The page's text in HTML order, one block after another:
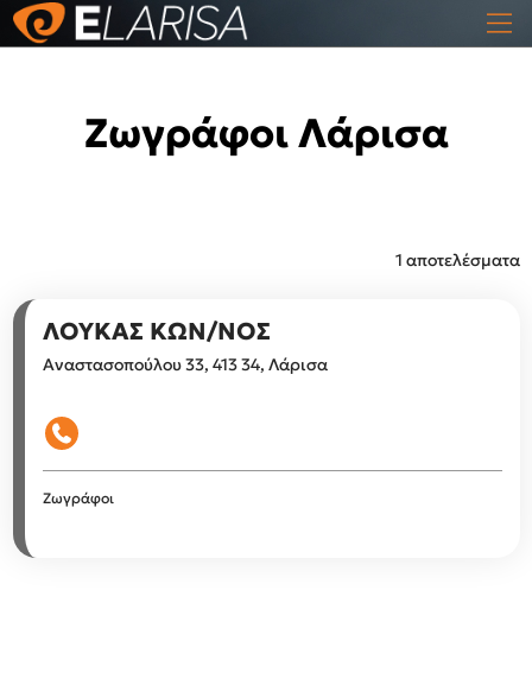
Ζωγράφοι Λάρισα
1 αποτελέσματα
ΛΟΥΚΑΣ ΚΩΝ/ΝΟΣ
Αναστασοπούλου 33, 413 34, Λάρισα
Ζωγράφοι